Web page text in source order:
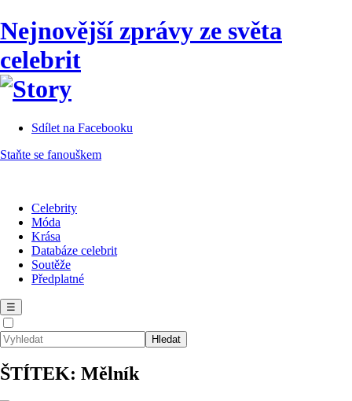
Nejnovější zprávy ze světa
celebrit
Sdílet na Facebooku
Staňte se fanouškem
Celebrity
Móda
Krása
Databáze celebrit
Soutěže
Předplatné
☰
ŠTÍTEK: Mělník